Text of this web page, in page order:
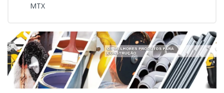
MTX